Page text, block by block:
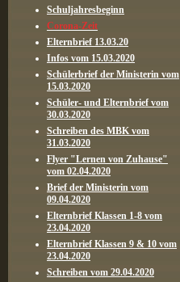
Schuljahresbeginn
Corona-Zeit
Elternbrief 13.03.20
Infos vom 15.03.2020
Schülerbrief der Ministerin vom
15.03.2020
Schüler- und Elternbrief vom
30.03.2020
Schreiben des MBK vom
31.03.2020
Flyer "Lernen von Zuhause"
vom 02.04.2020
Brief der Ministerin vom
09.04.2020
Elternbrief Klassen 1-8 vom
23.04.2020
Elternbrief Klassen 9 & 10 vom
23.04.2020
Schreiben vom 29.04.2020